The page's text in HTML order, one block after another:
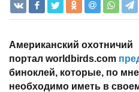
Американский охотничий
портал worldbirds.com
биноклей, которые, по
необходимо иметь в